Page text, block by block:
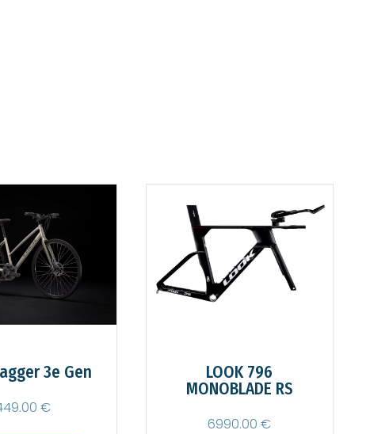
3e Gen
€
LOOK 796
MONOBLADE RS
6990.00 €